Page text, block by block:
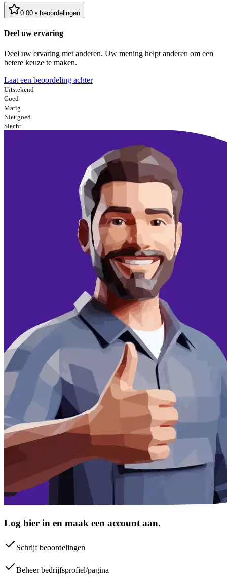
0.00 • beoordelingen
Deel uw ervaring
Deel uw ervaring met anderen. Uw mening helpt anderen om een
betere keuze te maken.
Laat een beoordeling achter
Uitstekend
Goed
Matig
Niet goed
Slecht
Log hier in en maak een account aan.
Schrijf beoordelingen
Beheer bedrijfsprofiel/pagina